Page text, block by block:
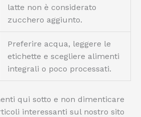
latte non è considerato
zucchero aggiunto.
Preferire acqua, leggere le
etichette e scegliere alimenti
integrali o poco processati.
qui sotto e non dimenticare
interessanti sul nostro sito